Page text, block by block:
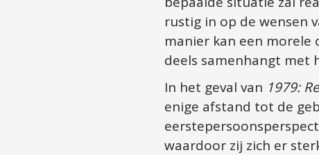
rustig in op de wensen
manier kan een
deels samenhangt met
In het geval van 1979:
enige afstand tot de
waardoor zij zich er